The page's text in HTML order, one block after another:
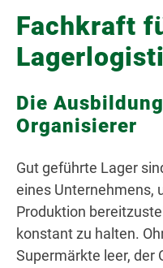
Fachkraft
Die
Organisierer
Gut geführte Lager
eines Unternehmens,
Produktion
konstant zu halten.
Supermärkte leer, der